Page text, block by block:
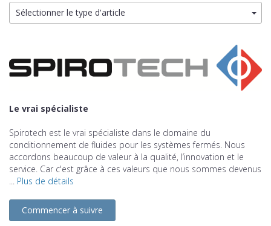
Sélectionner le type d'article
Le vrai spécialiste
Spirotech est le vrai spécialiste dans le domaine du
conditionnement de fluides pour les systèmes fermés. Nous
accordons beaucoup de valeur à la qualité, l’innovation et le
service. Car c'est grâce à ces valeurs que nous sommes devenus
... Plus de détails
Commencer à suivre